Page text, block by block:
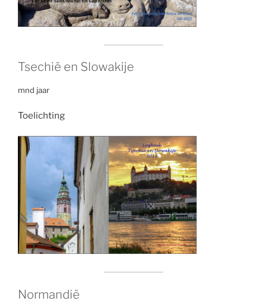
Tsechië en Slowakije
mnd jaar
Toelichting
Normandië